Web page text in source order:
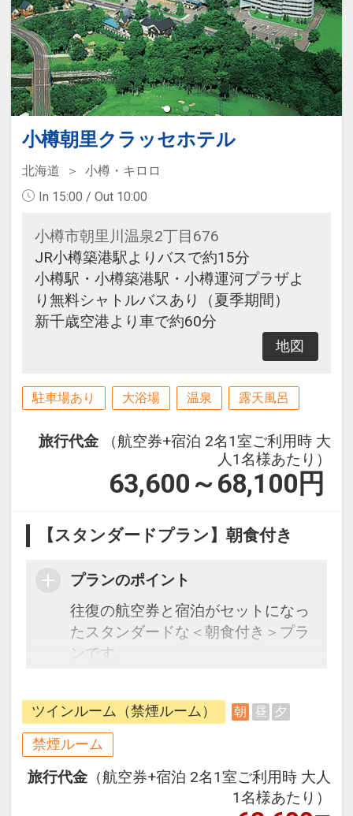
小樽朝里クラッセホテル
北海道
小樽・キロロ
In 15:00 / Out 10:00
小樽市朝里川温泉2丁目676
JR小樽築港駅よりバスで約15分
小樽駅・小樽築港駅・小樽運河プラザよ
り無料シャトルバスあり（夏季期間）
新千歳空港より車で約60分
地図
駐車場あり 大浴場 温泉 露天風呂
旅行代金
（航空券+宿泊 2名1室ご利用時 大
人1名様あたり）
63,600～68,100 円
【スタンダードプラン】朝食付き
プランのポイント
往復の航空券と宿泊がセットになっ
たスタンダードな＜朝食付き＞プラ
ンです。
できるダイナミックパッケージだか
ら、一都市滞在はもちろん周遊旅行
にも最適！
旅行期間中の1泊だけの宿泊や延
泊・飛び泊なども自由自在です。
フライトは、安心のJAL（または
ツインルーム（禁煙ルーム） 朝 昼 夕
禁煙ルーム
旅行代金 （航空券+宿泊 2名1室ご利用時 大人
1名様あたり）